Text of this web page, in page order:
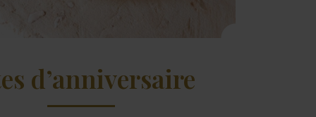
d’anniversaire